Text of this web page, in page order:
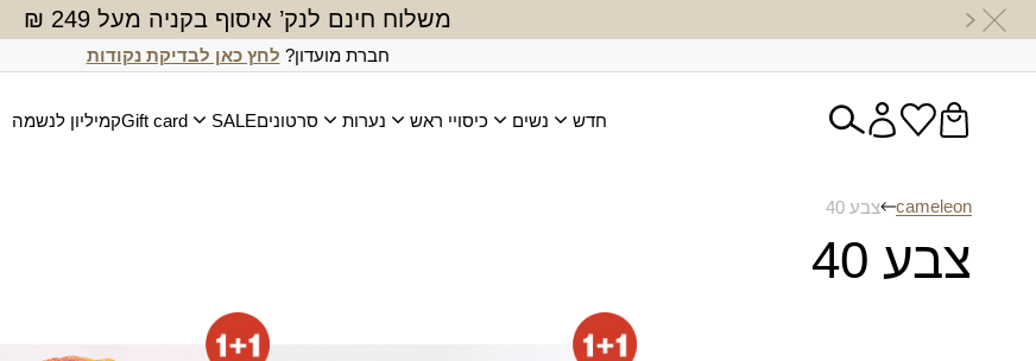
משלוח חינם לנק’ איסוף בקניה מעל 249 ₪
חברת מועדון? לחץ כאן לבדיקת נקודות
חדש נשים כיסויי ראש נערות סרטוניםSALE
Gift cardקמיליון לנשמה
cameleon צבע 40
צבע 40